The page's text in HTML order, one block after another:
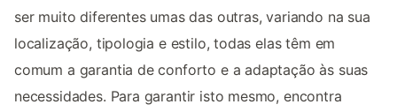
ser muito diferentes umas das outras, variando na sua
localização, tipologia e estilo, todas elas têm em
comum a garantia de conforto e a adaptação às suas
necessidades. Para garantir isto mesmo, encontra